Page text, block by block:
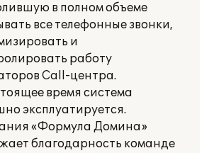
в полном объеме
все телефонные звонки,
и
работу
Call-центра.
время система
эксплуатируется.
«Формула Домина»
благодарность команде